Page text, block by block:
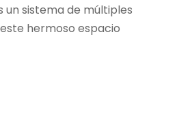
sistema de múltiples
hermoso espacio